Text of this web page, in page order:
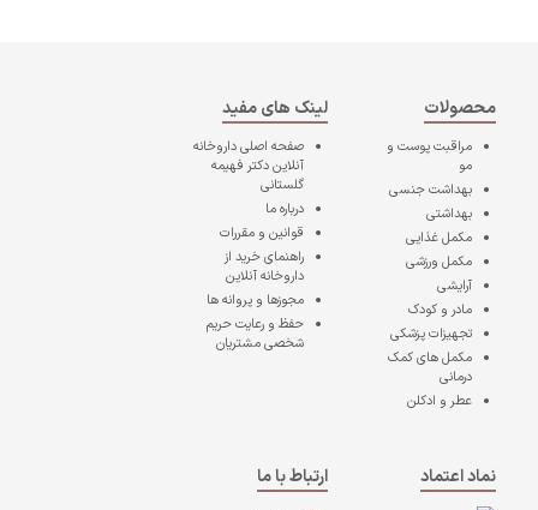
محصولات
مراقبت پوست و
مو
بهداشت جنسی
بهداشتی
مکمل غذایی
مکمل ورزشی
آرایشی
مادر و کودک
تجهیزات پزشکی
مکمل های کمک
درمانی
عطر و ادکلن
لینک های مفید
صفحه اصلیداروخانه
آنلاین دکتر فهیمه
گلستانی
درباره ما
قوانین و مقررات
راهنمای خرید از
داروخانه آنلاین
مجوزها و پروانه ها
حفظ و رعایت حریم
شخصی مشتریان
نماد اعتماد
ارتباط با ما